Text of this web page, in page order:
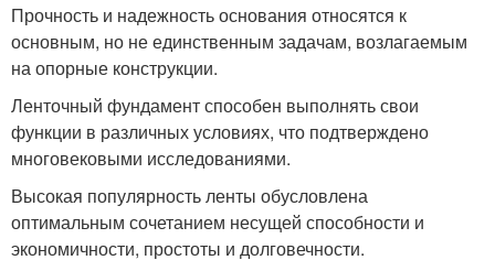
Прочность и надежность основания относятся к
основным, но не единственным задачам, возлагаемым
на опорные конструкции.
Ленточный фундамент способен выполнять свои
функции в различных условиях, что подтверждено
многовековыми исследованиями.
Высокая популярность ленты обусловлена
оптимальным сочетанием несущей способности и
экономичности, простоты и долговечности.